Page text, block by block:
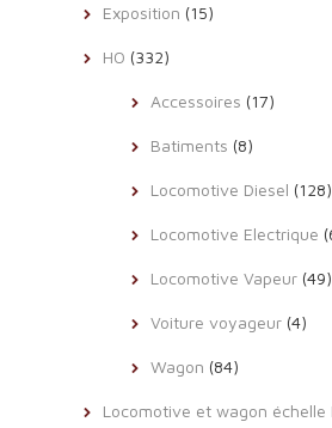
Exposition (15)
HO (332)
Accessoires (17)
Batiments (8)
Locomotive Diesel (128)
Locomotive Electrique
Locomotive Vapeur (49)
Voiture voyageur (4)
Wagon (84)
Locomotive et wagon échelle I